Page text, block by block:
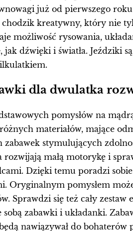
już od pierwszego
kreatywny, który nie
możliwość rysowania,
dźwięki i światła. Jeździki
dla dwulatka
pomysłów na
materiałów, mające
zabawek stymulujących
rozwijają małą motorykę i
Dzięki temu poradzi
Oryginalnym pomysłem
Sprawdzi się też cały
sobą zabawki i układanki.
nawiązywał do